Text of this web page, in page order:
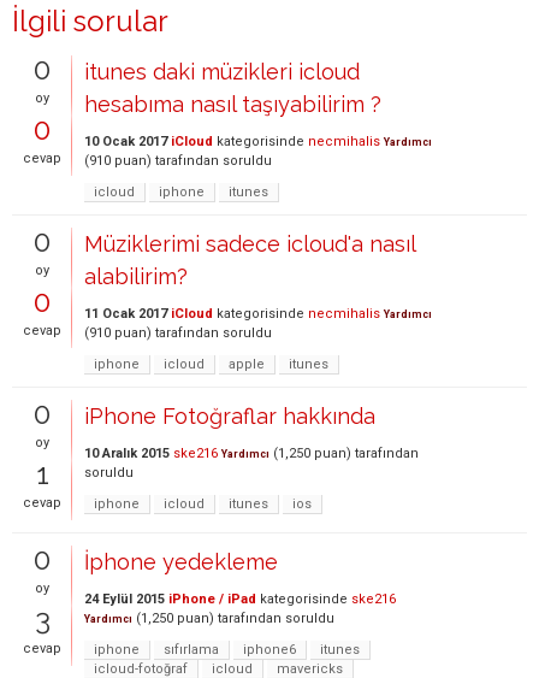
İlgili sorular
0
oy
0
cevap
itunes daki müzikleri icloud
hesabıma nasıl taşıyabilirim ?
10 Ocak 2017 iCloud kategorisinde necmihalis Yardımcı
(910 puan) tarafından soruldu
icloud
iphone itunes
0
oy
0
cevap
Müziklerimi sadece icloud'a nasıl
alabilirim?
11 Ocak 2017 iCloud kategorisinde necmihalis Yardımcı
(910 puan) tarafından soruldu
iphone
icloud apple itunes
0
oy
1
cevap
iPhone Fotoğraflar hakkında
10 Aralık 2015 ske216 Yardımcı (1,250 puan) tarafından
soruldu
iphone
icloud itunes ios
0
oy
3
cevap
İphone yedekleme
24 Eylül 2015 iPhone / iPad kategorisinde ske216
Yardımcı (1,250 puan) tarafından soruldu
iphone
sıfırlama iphone6
itunes
icloud-fotoğraf
icloud mavericks